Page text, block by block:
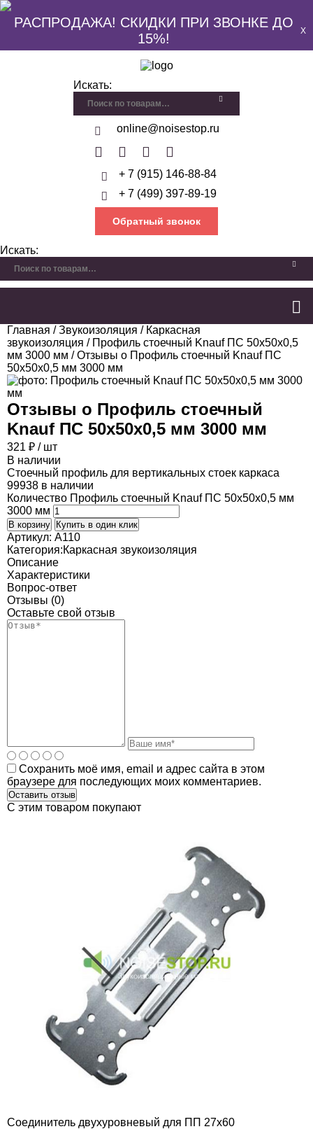
РАСПРОДАЖА! СКИДКИ ПРИ ЗВОНКЕ ДО
15%!
X
Искать:
online@noisestop.ru
+ 7 (915) 146-88-84
+ 7 (499) 397-89-19
Обратный звонок
Искать:
Главная /Звукоизоляция / Каркасная
звукоизоляция / Профиль стоечный Knauf ПС 50х50х0,5
мм 3000 мм / Отзывы о Профиль стоечный Knauf ПС
50х50х0,5 мм 3000 мм
Отзывы о Профиль стоечный
Knauf ПС 50х50х0,5 мм 3000 мм
321 ₽ / шт
В наличии
Стоечный профиль для вертикальных стоек каркаса
99938 в наличии
Количество Профиль стоечный Knauf ПС 50х50х0,5 мм
3000 мм
В корзину Купить в один клик
Артикул: A110
Категория:Каркасная звукоизоляция
Описание
Характеристики
Вопрос-ответ
Отзывы (0)
Оставьте свой отзыв
Сохранить моё имя, email и адрес сайта в этом
браузере для последующих моих комментариев.
C этим товаром покупают
Соединитель двухуровневый для ПП 27х60